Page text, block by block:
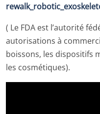
( Le FDA est l’autorité
autorisations à
boissons, les dispositifs
les cosmétiques).